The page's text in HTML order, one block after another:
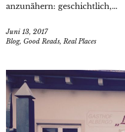
anzunähern: geschichtlich,...
Juni 13, 2017
Blog, Good Reads, Real Places